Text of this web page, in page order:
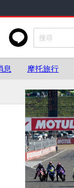
息 摩托旅行